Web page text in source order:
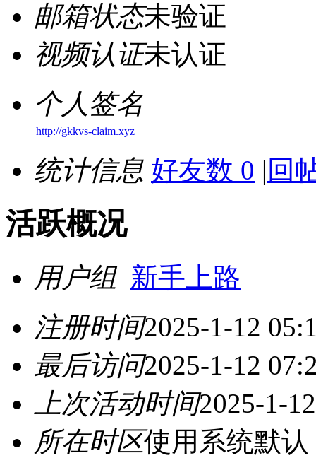
邮箱状态未验证
视频认证未认证
个人签名
http://gkkvs-claim.xyz
统计信息 好友数 0 | 回
活跃概况
用户组 新手上路
注册时间2025-1-12
最后访问2025-1-12
上次活动时间2025-1-
所在时区使用系统默认